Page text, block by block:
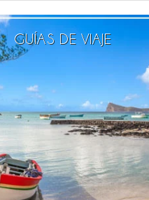
GUÍAS DE VIAJE